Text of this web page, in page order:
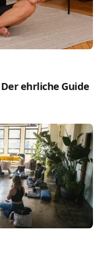
ehrliche Guide
warum ein Retreat sie